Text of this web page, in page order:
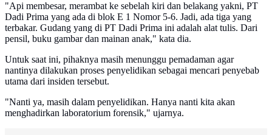
"Api membesar, merambat ke sebelah kiri dan belakang yakni, PT
Dadi Prima yang ada di blok E 1 Nomor 5-6. Jadi, ada tiga yang
terbakar. Gudang yang di PT Dadi Prima ini adalah alat tulis. Dari
pensil, buku gambar dan mainan anak," kata dia.
Untuk saat ini, pihaknya masih menunggu pemadaman agar
nantinya dilakukan proses penyelidikan sebagai mencari penyebab
utama dari insiden tersebut.
"Nanti ya, masih dalam penyelidikan. Hanya nanti kita akan
menghadirkan laboratorium forensik," ujarnya.